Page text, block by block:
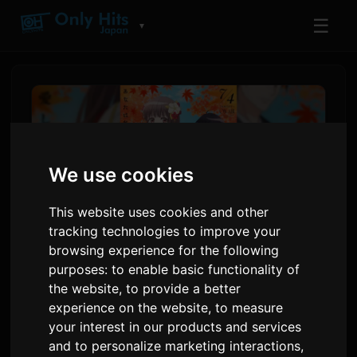
We use cookies
This website uses cookies and other
tracking technologies to improve your
browsing experience for the following
purposes:to enable basic functionality of
the website,to provide a better
experience on the website,to measure
your interest in our products and services
and to personalize marketing interactions,
▼ ☰
ClariS jħarġu kanzunetta
ġdida 'Hitokoto' għall-anime
'Oni no Hanayome'